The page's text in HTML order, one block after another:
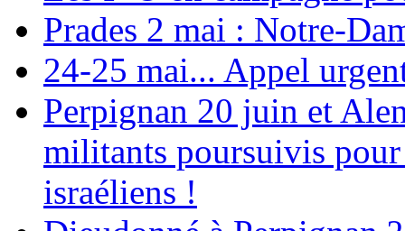
Prades 2 mai : Notre-
24-25 mai... Appel
Perpignan 20 juin et
militants poursuivis
israéliens !